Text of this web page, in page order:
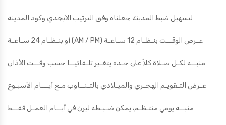
لتسهيل ضبط المدينة جعلناه وفق الترتيب الابجدي وكود المدينة
أو بنـظـام 24 سـاعـة (AM / PM) عـرض الوقــت بنـظـام 12 سـاعـة
منبــه لكـل صـلاة كلاً على حـده يتغـير تلـقائيــا حسب وقــت الأذان
عـرض التـقويـم الهجـري والميـلادي بالتـنــاوب مـع أيـــام الأسبـوع
منبــه يومي منتـظـم، يمكن ضـبـطه ليرن في أيــام العمـل فقــط